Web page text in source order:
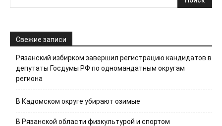
Свежие записи
Рязанский избирком завершил регистрацию кандидатов в
депутаты Госдумы РФ по одномандатным округам
региона
В Кадомском округе убирают озимые
В Рязанской области физкультурой и спортом